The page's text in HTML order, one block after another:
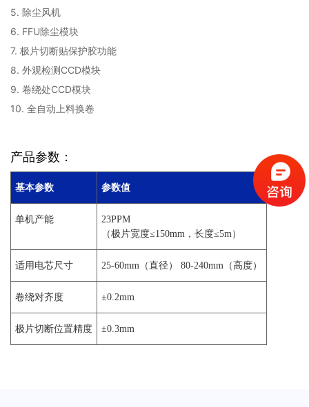
5. 除尘风机
6. FFU除尘模块
7. 极片切断贴保护胶功能
8. 外观检测CCD模块
9. 卷绕处CCD模块
10. 全自动上料换卷
产品参数：
基本参数 参数值
单机产能
23PPM
（极片宽度≤150mm，长度≤5m）
适用电芯尺寸 25-60mm（直径） 80-240mm（高度）
卷绕对齐度 ±0.2mm
极片切断位置精度 ±0.3mm